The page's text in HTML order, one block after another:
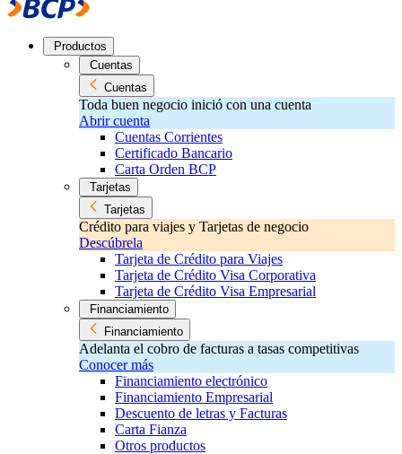
Productos
Cuentas
Cuentas
Toda buen negocio inició con una cuenta
Abrir cuenta
Cuentas Corrientes
Certificado Bancario
Carta Orden BCP
Tarjetas
Tarjetas
Crédito para viajes y Tarjetas de negocio
Descúbrela
Tarjeta de Crédito para Viajes
Tarjeta de Crédito Visa Corporativa
Tarjeta de Crédito Visa Empresarial
Financiamiento
Financiamiento
Adelanta el cobro de facturas a tasas competitivas
Conocer más
Financiamiento electrónico
Financiamiento Empresarial
Descuento de letras y Facturas
Carta Fianza
Otros productos